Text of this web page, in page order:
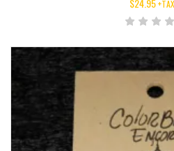
$24.95